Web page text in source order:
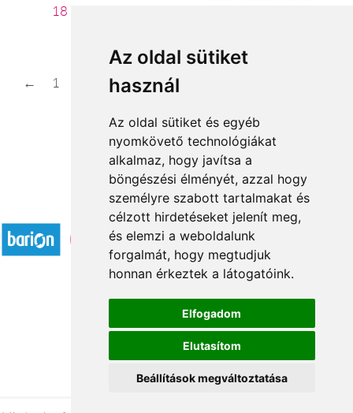
Az oldal sütiket
használ
Az oldal sütiket és egyéb
nyomkövető technológiákat
alkalmaz, hogy javítsa a
böngészési élményét, azzal hogy
személyre szabott tartalmakat és
célzott hirdetéseket jelenít meg,
és elemzi a weboldalunk
forgalmát, hogy megtudjuk
honnan érkeztek a látogatóink.
Elfogadom
Elutasítom
Beállítások megváltoztatása
18 480 Ft-tól
← 1 4 5 6
Elfogadott fizetési módok
Á.SZ.F.
Impresszum
Adatkezelési tájékoztató